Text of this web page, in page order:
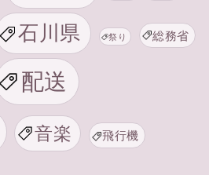
石川県 祭り 総務省
配送
音楽 飛行機